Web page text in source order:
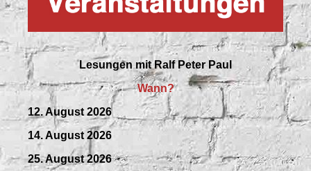
Lesungen mitRalf Peter Paul
Wann?
12. August 2026
14. August 2026
25. August 2026